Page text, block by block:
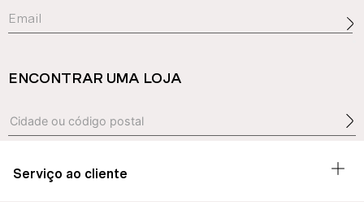
ENCONTRAR UMA LOJA
Serviço ao cliente